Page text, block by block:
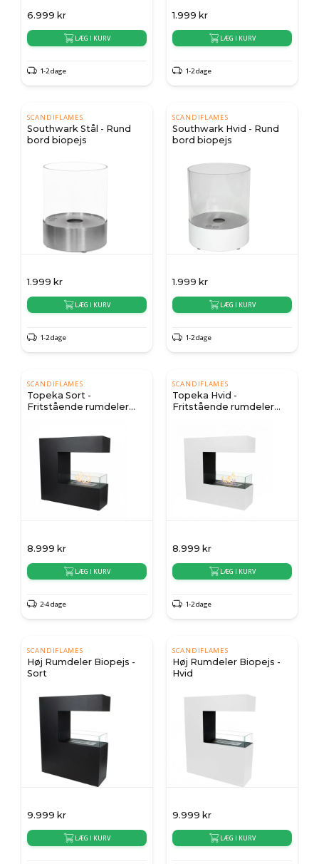
6.999 kr
LÆG I KURV
1-2 dage
1.999 kr
LÆG I KURV
1-2 dage
SCANDIFLAMES
Southwark Stål - Rund
bord biopejs
1.999 kr
LÆG I KURV
1-2 dage
SCANDIFLAMES
Southwark Hvid - Rund
bord biopejs
1.999 kr
LÆG I KURV
1-2 dage
SCANDIFLAMES
Topeka Sort -
Fritstående rumdeler
8.999 kr
LÆG I KURV
2-4 dage
SCANDIFLAMES
Topeka Hvid -
Fritstående rumdeler
8.999 kr
LÆG I KURV
1-2 dage
SCANDIFLAMES
Høj Rumdeler Biopejs -
Sort
9.999 kr
LÆG I KURV
SCANDIFLAMES
Høj Rumdeler Biopejs -
Hvid
9.999 kr
LÆG I KURV